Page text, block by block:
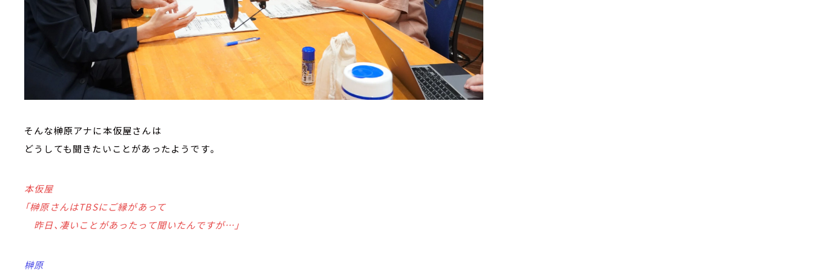
そんな榊原アナに本仮屋さんは
どうしても聞きたいことがあったようです。
本仮屋
「榊原さんはTBSにご縁があって
昨日、凄いことがあったって聞いたんですが…」
榊原